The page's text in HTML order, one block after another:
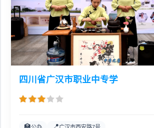
四川省广汉市职业中专学